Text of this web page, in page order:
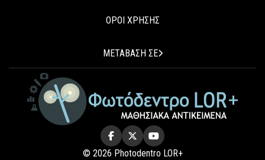
ΟΡΟΙ ΧΡΗΣΗΣ
ΜΕΤΑΒΑΣΗ ΣΕ
© 2026 Photodentro LOR+